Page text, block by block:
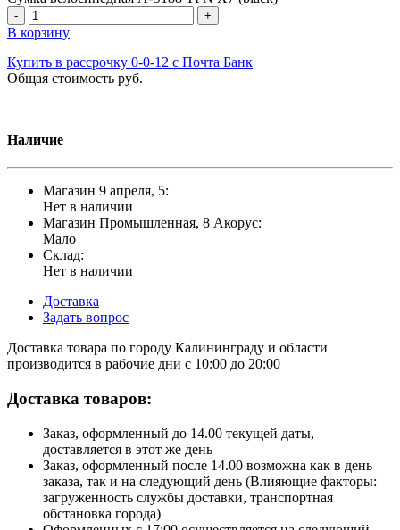
- +
В корзину
Купить в рассрочку 0-0-12 с Почта Банк
Общая стоимость руб.
Наличие
Магазин 9 апреля, 5:
Нет в наличии
Магазин Промышленная, 8 Акорус:
Мало
Склад:
Нет в наличии
Доставка
Задать вопрос
Доставка товара по городу Калининграду и области
производится в рабочие дни с 10:00 до 20:00
Доставка товаров:
Заказ, оформленный до 14.00 текущей даты,
доставляется в этот же день
Заказ, оформленный после 14.00 возможна как в день
заказа, так и на следующий день (Влияющие факторы:
загруженность службы доставки, транспортная
обстановка города)